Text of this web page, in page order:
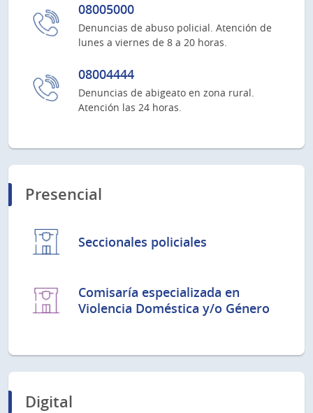
08005000
Denuncias de abuso policial. Atención de
lunes a viernes de 8 a 20 horas.
08004444
Denuncias de abigeato en zona rural.
Atención las 24 horas.
Presencial
Seccionales policiales
Comisaría especializada en
Violencia Doméstica y/o Género
Digital